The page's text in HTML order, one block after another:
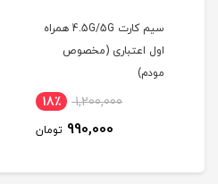
سیم کارت 4.5G/5G همراه
اول اعتباری (مخصوص
مودم)
1,200,000 18٪
990,000 تومان